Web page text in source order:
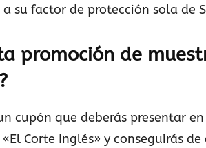
su factor de protección sola de
promoción de
cupón que deberás presentar
Corte Inglés» y conseguirás